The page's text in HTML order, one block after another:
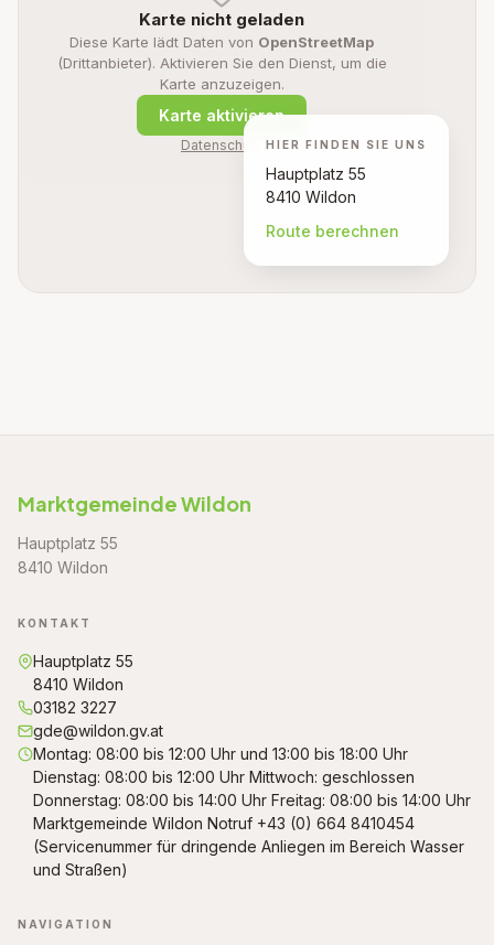
HIER FINDEN SIE UNS
Hauptplatz 55
8410 Wildon
Route berechnen
Karte nicht geladen
Diese Karte lädt Daten von OpenStreetMap
(Drittanbieter). Aktivieren Sie den Dienst, um die
Karte anzuzeigen.
Karte aktivieren
Datenschutz
Marktgemeinde Wildon
Hauptplatz 55
8410 Wildon
KONTAKT
Hauptplatz 55
8410 Wildon
03182 3227
gde@wildon.gv.at
Montag: 08:00 bis 12:00 Uhr und 13:00 bis 18:00 Uhr
Dienstag: 08:00 bis 12:00 Uhr Mittwoch: geschlossen
Donnerstag: 08:00 bis 14:00 Uhr Freitag: 08:00 bis 14:00 Uhr
Marktgemeinde Wildon Notruf +43 (0) 664 8410454
(Servicenummer für dringende Anliegen im Bereich Wasser
und Straßen)
NAVIGATION